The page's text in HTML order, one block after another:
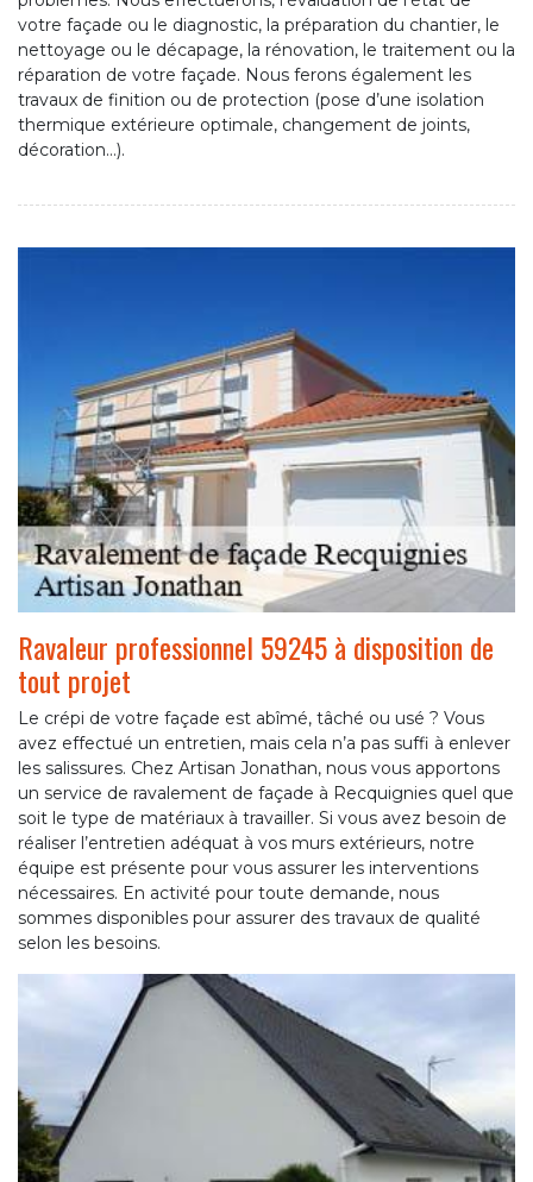
votre façade ou le diagnostic, la préparation du chantier, le
nettoyage ou le décapage, la rénovation, le traitement ou la
réparation de votre façade. Nous ferons également les
travaux de finition ou de protection (pose d’une isolation
thermique extérieure optimale, changement de joints,
décoration…).
Ravaleur professionnel 59245 à disposition de
tout projet
Le crépi de votre façade est abîmé, tâché ou usé ? Vous
avez effectué un entretien, mais cela n’a pas suffi à enlever
les salissures. Chez Artisan Jonathan, nous vous apportons
un service de ravalement de façade à Recquignies quel que
soit le type de matériaux à travailler. Si vous avez besoin de
réaliser l’entretien adéquat à vos murs extérieurs, notre
équipe est présente pour vous assurer les interventions
nécessaires. En activité pour toute demande, nous
sommes disponibles pour assurer des travaux de qualité
selon les besoins.